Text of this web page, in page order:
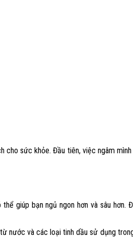
sức khỏe. Đầu tiên, việc ngâm
giúp bạn ngủ ngon hơn và sâu hơn.
nước và các loại tinh dầu sử dụng